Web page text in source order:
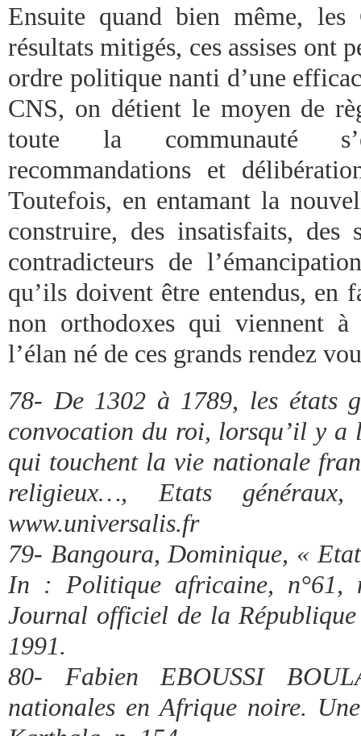
Ensuite quand bien même, les
résultats mitigés, ces assises ont
ordre politique nanti d’une
CNS, on détient le moyen de
toute la communauté
recommandations et
Toutefois, en entamant la
construire, des insatisfaits, des
contradicteurs de
qu’ils doivent être entendus, en
non orthodoxes qui viennent
l’élan né de ces grands rendez
78- De 1302 à 1789, les états
convocation du roi, lorsqu’il y a
qui touchent la vie nationale
religieux…, Etats
www.universalis.fr
79- Bangoura, Dominique, «
In : Politique africaine, n°61,
Journal officiel de la République
1991.
80- Fabien EBOUSSI
nationales en Afrique noire.